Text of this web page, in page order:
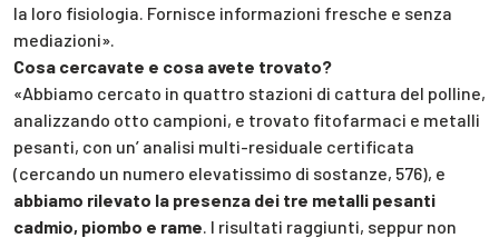
la loro fisiologia. Fornisce informazioni fresche e senza
mediazioni».
Cosa cercavate e cosa avete trovato?
«Abbiamo cercato in quattro stazioni di cattura del polline,
analizzando otto campioni, e trovato fitofarmaci e metalli
pesanti, con un’ analisi multi-residuale certificata
(cercando un numero elevatissimo di sostanze, 576), e
abbiamo rilevato la presenza dei tre metalli pesanti
cadmio, piombo e rame . I risultati raggiunti, seppur non